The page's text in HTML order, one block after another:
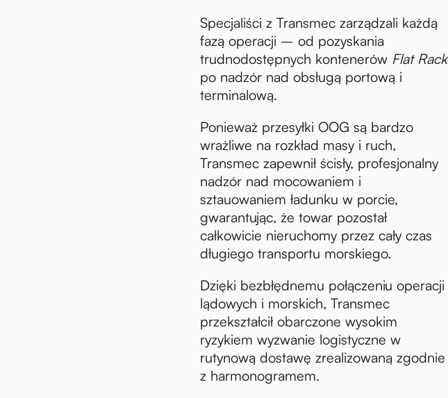
Specjaliści z Transmec zarządzali każdą
fazą operacji – od pozyskania
trudnodostępnych kontenerów Flat Rack
po nadzór nad obsługą portową i
terminalową.
Ponieważ przesyłki OOG są bardzo
wrażliwe na rozkład masy i ruch,
Transmec zapewnił ścisły, profesjonalny
nadzór nad mocowaniem i
sztauowaniem ładunku w porcie,
gwarantując, że towar pozostał
całkowicie nieruchomy przez cały czas
długiego transportu morskiego.
Dzięki bezbłędnemu połączeniu operacji
lądowych i morskich, Transmec
przekształcił obarczone wysokim
ryzykiem wyzwanie logistyczne w
rutynową dostawę zrealizowaną zgodnie
z harmonogramem.